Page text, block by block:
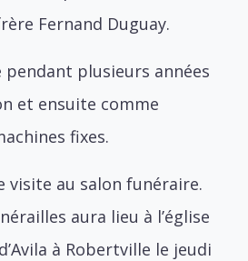
Fernand Duguay.
plusieurs années
et ensuite comme
fixes.
visite au salon funéraire.
aura lieu à l’église
à Robertville le jeudi